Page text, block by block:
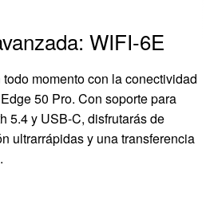
WIFI-6E
momento con la conectividad
50 Pro. Con soporte para
5.4 y USB-C, disfrutarás de
ultrarrápidas y una transferencia